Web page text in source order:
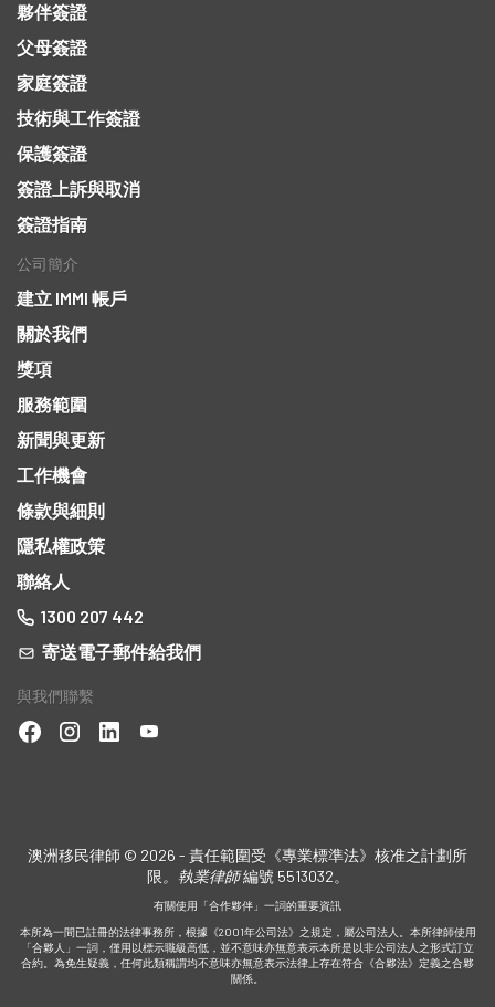
夥伴簽證
父母簽證
家庭簽證
技術與工作簽證
保護簽證
簽證上訴與取消
簽證指南
公司簡介
建立 IMMI 帳戶
關於我們
獎項
服務範圍
新聞與更新
工作機會
條款與細則
隱私權政策
聯絡人
1300 207 442
寄送電子郵件給我們
與我們聯繫
澳洲移民律師 © 2026 - 責任範圍受《專業標準法》核准之計劃所
限。執業律師編號 5513032。
有關使用「合作夥伴」一詞的重要資訊
本所為一間已註冊的法律事務所，根據《2001年公司法》之規定，屬公司法人。本所律師使用
「合夥人」一詞，僅用以標示職級高低，並不意味亦無意表示本所是以非公司法人之形式訂立
合約。為免生疑義，任何此類稱謂均不意味亦無意表示法律上存在符合《合夥法》定義之合夥
關係。